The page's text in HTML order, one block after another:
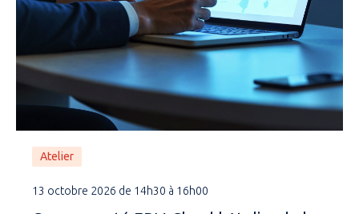
Atelier
13 octobre 2026 de 14h30 à 16h00